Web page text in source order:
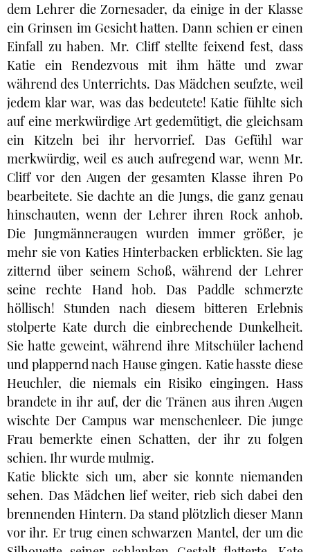
dem Lehrer die Zornesader, da einige in der Klasse
ein Grinsen im Gesicht hatten. Dann schien er einen
Einfall zu haben. Mr. Cliff stellte feixend fest, dass
Katie ein Rendezvous mit ihm hätte und zwar
während des Unterrichts. Das Mädchen seufzte, weil
jedem klar war, was das bedeutete! Katie fühlte sich
auf eine merkwürdige Art gedemütigt, die gleichsam
ein Kitzeln bei ihr hervorrief. Das Gefühl war
merkwürdig, weil es auch aufregend war, wenn Mr.
Cliff vor den Augen der gesamten Klasse ihren Po
bearbeitete. Sie dachte an die Jungs, die ganz genau
hinschauten, wenn der Lehrer ihren Rock anhob.
Die Jungmänneraugen wurden immer größer, je
mehr sie von Katies Hinterbacken erblickten. Sie lag
zitternd über seinem Schoß, während der Lehrer
seine rechte Hand hob. Das Paddle schmerzte
höllisch! Stunden nach diesem bitteren Erlebnis
stolperte Kate durch die einbrechende Dunkelheit.
Sie hatte geweint, während ihre Mitschüler lachend
und plappernd nach Hause gingen. Katie hasste diese
Heuchler, die niemals ein Risiko eingingen. Hass
brandete in ihr auf, der die Tränen aus ihren Augen
wischte Der Campus war menschenleer. Die junge
Frau bemerkte einen Schatten, der ihr zu folgen
schien. Ihr wurde mulmig.
Katie blickte sich um, aber sie konnte niemanden
sehen. Das Mädchen lief weiter, rieb sich dabei den
brennenden Hintern. Da stand plötzlich dieser Mann
vor ihr. Er trug einen schwarzen Mantel, der um die